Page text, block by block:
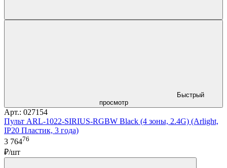
Быстрый
просмотр
Арт.: 027154
Пульт ARL-1022-SIRIUS-RGBW Black (4 зоны, 2.4G) (Arlight,
IP20 Пластик, 3 года)
3 76476
₽/шт